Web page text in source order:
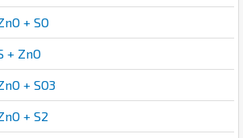
+ SO
+ ZnO
+ SO3
+ S2